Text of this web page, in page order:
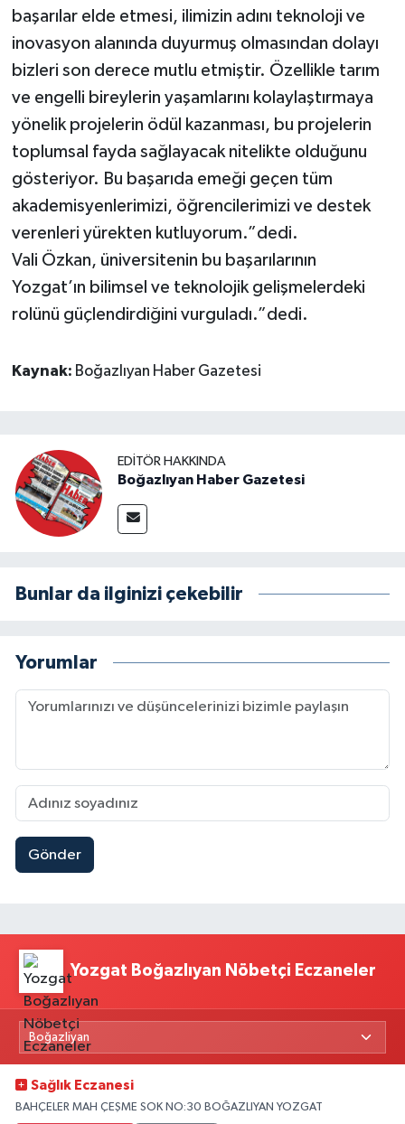
başarılar elde etmesi, ilimizin adını teknoloji ve
inovasyon alanında duyurmuş olmasından dolayı
bizleri son derece mutlu etmiştir. Özellikle tarım
ve engelli bireylerin yaşamlarını kolaylaştırmaya
yönelik projelerin ödül kazanması, bu projelerin
toplumsal fayda sağlayacak nitelikte olduğunu
gösteriyor. Bu başarıda emeği geçen tüm
akademisyenlerimizi, öğrencilerimizi ve destek
verenleri yürekten kutluyorum.”dedi.
Vali Özkan, üniversitenin bu başarılarının
Yozgat’ın bilimsel ve teknolojik gelişmelerdeki
rolünü güçlendirdiğini vurguladı.”dedi.
Kaynak: Boğazlıyan Haber Gazetesi
EDITÖR HAKKINDA
Boğazlıyan Haber Gazetesi
Bunlar da ilginizi çekebilir
Yorumlar
Gönder
Yozgat Boğazlıyan Nöbetçi Eczaneler
Sağlık Eczanesi
BAHÇELER MAH ÇEŞME SOK NO:30 BOĞAZLIYAN YOZGAT